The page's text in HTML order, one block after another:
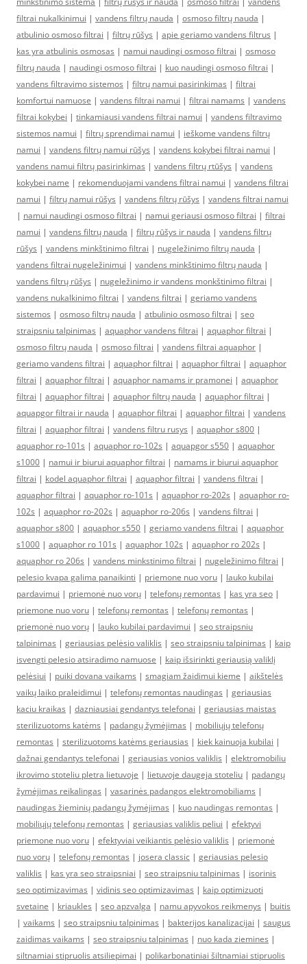
filtrai nukalkinimui | vandens filtrų nauda | osmoso filtrų nauda |
atbulinio osmoso filtrai | filtrų rūšys | apie geriamo vandens filtrus |
kas yra atbulinis osmosas | namui naudingi osmoso filtrai | osmoso
filtrų nauda | naudingi osmoso filtrai | kuo naudingi osmoso filtrai |
vandens filtravimo sistemos | filtrų namui pasirinkimas | filtrai
komfortui namuose | vandens filtrai namui | filtrai namams | vandens
filtrai kokybei | tinkamiausi vandens filtrai namui | vandens filtravimo
sistemos namui | filtrų sprendimai namui | ieškome vandens filtrų
namui | vandens filtrų namui rūšys | vandens kokybei filtrai namui |
vandens namui filtrų pasirinkimas | vandens filtrų rtūšys | vandens
kokybei name | rekomenduojami vandens filtrai namui | vandens filtrai
namui | filtrų namui rūšys | vandens filtrų rūšys | vandens filtrai namui
| namui naudingi osmoso filtrai | namui geriausi osmoso filtrai | filtrai
namui | vandens filtrų nauda | filtrų rūšys ir nauda | vandens filtrų
rūšys | vandens minkštinimo filtrai | nugeležinimo filtrų nauda |
vandens filtrai nugeležinimui | vandens minkštinimo filtrų nauda |
vandens filtrų rūšys | nugeležinimo ir vandens monkštinimo filtrai |
vandens nukalkinimo filtrai | vandens filtrai | geriamo vandens
sistemos | osmoso filtrų nauda | atbulinio osmoso filtrai | seo
straipsniu talpinimas | aquaphor vandens filtrai | aquaphor filtrai |
osmoso filtrų nauda | osmoso filtrai | vandens filtrai aquaphor |
geriamo vandens filtrai | aquaphor filtrai | aquaphor filtrai | aquaphor
filtrai | aquaphor filtrai | aquaphor namams ir pramonei | aquaphor
filtrai | aquaphor filtrai | aquaphor filtrų nauda | aquaphor filtrai |
aquapgor filtrai ir nauda | aquaphor filtrai | aquaphor filtrai | vandens
filtrai | aquaphor filtrai | vandens filtru rusys | aquaphor s800 |
aquaphor ro-101s | aquaphor ro-102s | aquapgor s550 | aquaphor
s1000 | namui ir biurui aquaphor filtrai | namams ir biurui aquaphor
filtrai | kodel aquaphor filtrai | aquaphor filtrai | vandens filtrai |
aquaphor filtrai | aquaphor ro-101s | aquaphor ro-202s | aquaphor ro-
102s | aquaphor ro-202s | aquaphor ro-206s | vandens filtrai |
aquaphor s800 | aquaphor s550 | geriamo vandens filtrai | aquaphor
s1000 | aquaphor ro 101s | aquaphor 102s | aquaphor ro 202s |
aquaphor ro 206s | vandens minkstinimo filtrai | nugeležinimo filtrai |
pelesio kvapa galima panaikinti | priemone nuo voru | lauko kubilai
pardavimui | priemonė nuo vorų | telefonų remontas | kas yra seo |
priemone nuo voru | telefonų remontas | telefonų remontas |
priemonė nuo vorų | lauko kubilai pardavimui | seo straipsniu
talpinimas | geriausias pelėsio valiklis | seo straipsniu talpinimas | kaip
isvengti pelesio atsiradimo namuose | kaip išsirinkti geriausią valiklį
pelėsiui | puiki dovana vaikams | smagiam žaidimui kieme | aikštelės
vaikų laiko praleidimui | telefonų remontas naudingas | geriausias
kaciu kraikas | dazniausiai gendantys telefonai | geriausias maistas
sterilizuotoms katėms | padangų žymėjimas | mobiliųjų telefonų
remontas | sterilizuotoms katėms geriausias | kiek kainuoja kubilai |
dažnai gendantys telefonai | geriausias vonios valiklis | elektromobiliu
ikrovimo stoteliu pletra lietuvoje | lietuvoje daugeja stoteliu | padangų
žymėjimas reikalingas | vasarinės padangos elektromobiliams |
naudingas žieminių padangų žymėjimas | kuo naudingas remontas |
mobiliųjų telefonų remontas | geriausias valiklis peliui | efektyvi
priemone nuo voru | efektyviai veikiantis pelėsio valiklis | priemonė
nuo vorų | telefonų remontas | josera classic | geriausias pelesio
valiklis | kas yra seo straipsniai | seo straipsniu talpinimas | isorinis
seo optimizavimas | vidinis seo optimizavimas | kaip optimizuoti
svetaine | kriaukles | seo apzvalga | namu apyvokos reikmenys | buitis
| vaikams | seo straipsniu talpinimas | bakterijos kanalizacijai | saugus
zaidimas vaikams | seo straipsniu talpinimas | nuo kada ziemines |
siltnamiai stipruolis atsiliepimai | polikarbonatiniai šiltnamiai stipruolis